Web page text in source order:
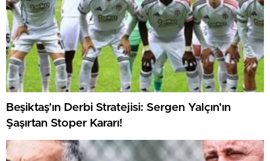
Beşiktaş’ın Derbi Stratejisi: Sergen Yalçın’ın
Şaşırtan Stoper Kararı!